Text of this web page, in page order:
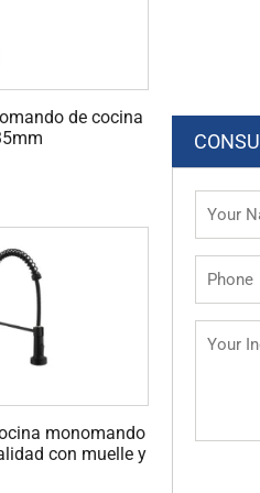
de cocina
monomando
con muelle y